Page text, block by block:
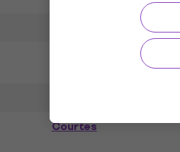
Courtes